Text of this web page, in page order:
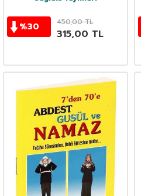
%30 450,00TL
315,00 TL